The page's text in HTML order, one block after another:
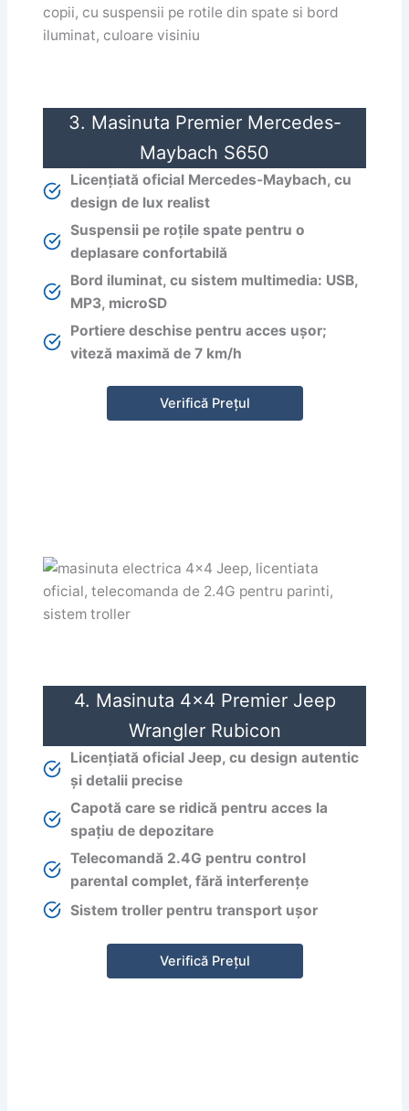
3. Masinuta Premier Mercedes-
Maybach S650
Licențiată oficial Mercedes-Maybach, cu
design de lux realist
Suspensii pe roțile spate pentru o
deplasare confortabilă
Bord iluminat, cu sistem multimedia: USB,
MP3, microSD
Portiere deschise pentru acces ușor;
viteză maximă de 7 km/h
Verifică Prețul
4. Masinuta 4×4 Premier Jeep
Wrangler Rubicon
Licențiată oficial Jeep, cu design autentic
și detalii precise
Capotă care se ridică pentru acces la
spațiu de depozitare
Telecomandă 2.4G pentru control
parental complet, fără interferențe
Sistem troller pentru transport ușor
Verifică Prețul